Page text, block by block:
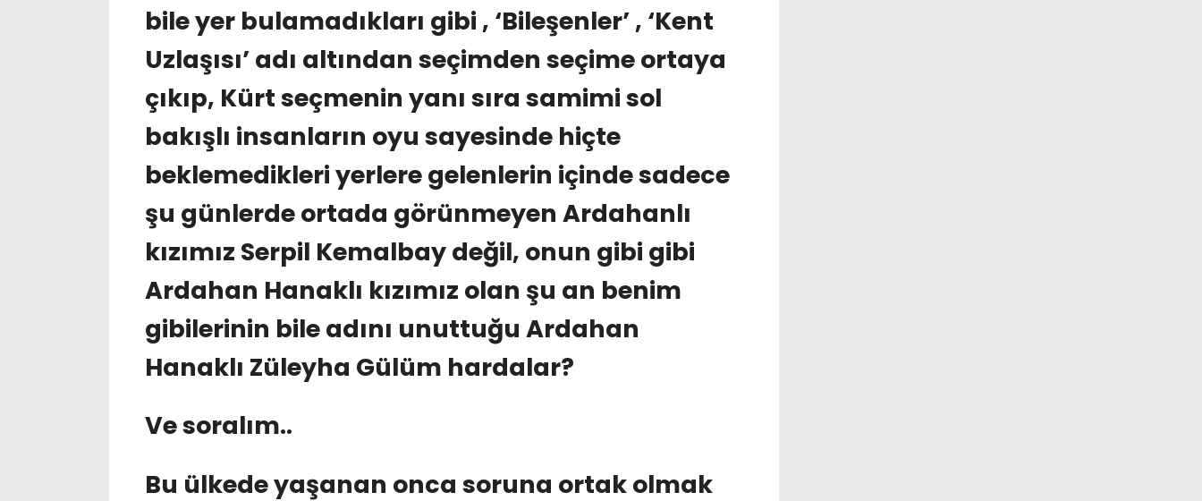
bile yer bulamadıkları gibi , ‘Bileşenler’ , ‘Kent
Uzlaşısı’ adı altından seçimden seçime ortaya
çıkıp, Kürt seçmenin yanı sıra samimi sol
bakışlı insanların oyu sayesinde hiçte
beklemedikleri yerlere gelenlerin içinde sadece
şu günlerde ortada görünmeyen Ardahanlı
kızımız Serpil Kemalbay değil, onun gibi gibi
Ardahan Hanaklı kızımız olan şu an benim
gibilerinin bile adını unuttuğu Ardahan
Hanaklı Züleyha Gülüm hardalar?
Ve soralım..
Bu ülkede yaşanan onca soruna ortak olmak